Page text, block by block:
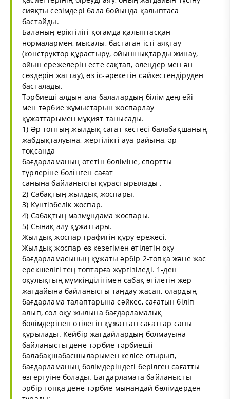
сияқты сезімдері бала бойында қалыптаса
бастайды.
Баланың еріктілігі қоғамда қалыптасқан
нормалармен, мысалы, бастаған істі аяқтау
(конструктор құрастыру, ойыншықтарды жинау,
ойын ережелерін есте сақтап, өлеңдер мен ән
сөздерін жаттау), өз іс-әрекетін сәйкестендіруден
басталады.
Тәрбиеші алдын ала балалардың білім деңгейі
мен тәрбие жұмыстарын жоспарлау
құжаттарымен мұқият танысады.
1) Әр топтың жылдық сағат кестесі балабақшаның
жабдықталуына, жергілікті ауа райына, әр
тоқсанда
бағдарламаның өтетін бөліміне, спортты
түрлеріне бөлінген сағат
санына байланысты құрастырылады .
2) Сабақтың жылдық жоспары.
3) Күнтізбелік жоспар.
4) Сабақтың мазмұндама жоспары.
5) Сынақ алу құжаттары.
Жылдық жоспар графигін құру ережесі.
Жылдық жоспар өз кезегімен өтілетін оқу
бағдарламасының құжаты әрбір 2-топқа және жас
ерекшелігі тең топтарға жүргізіледі. 1-ден
оқулықтың мүмкінділігімен сабақ өтілетін жер
жағдайына байланысты таңдау жасап, олардың
бағдарлама талаптарына сәйкес, сағатын біліп
алып, сол оқу жылына бағдарламалық
бөлімдерінен өтілетін құжаттан сағаттар саны
құрылады. Кейбір жағдайлардың болмауына
байланысты дене тәрбие тәрбиешіі
балабақшабасшыларымен келісе отырып,
бағдарламаның бөлімдеріндегі берілген сағатты
өзгертуіне болады. Бағдарламаға байланысты
әрбір топқа дене тәрбие мынандай бөлімдерден